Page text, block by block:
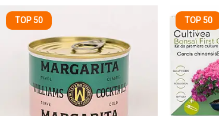
TOP 50 TOP 50